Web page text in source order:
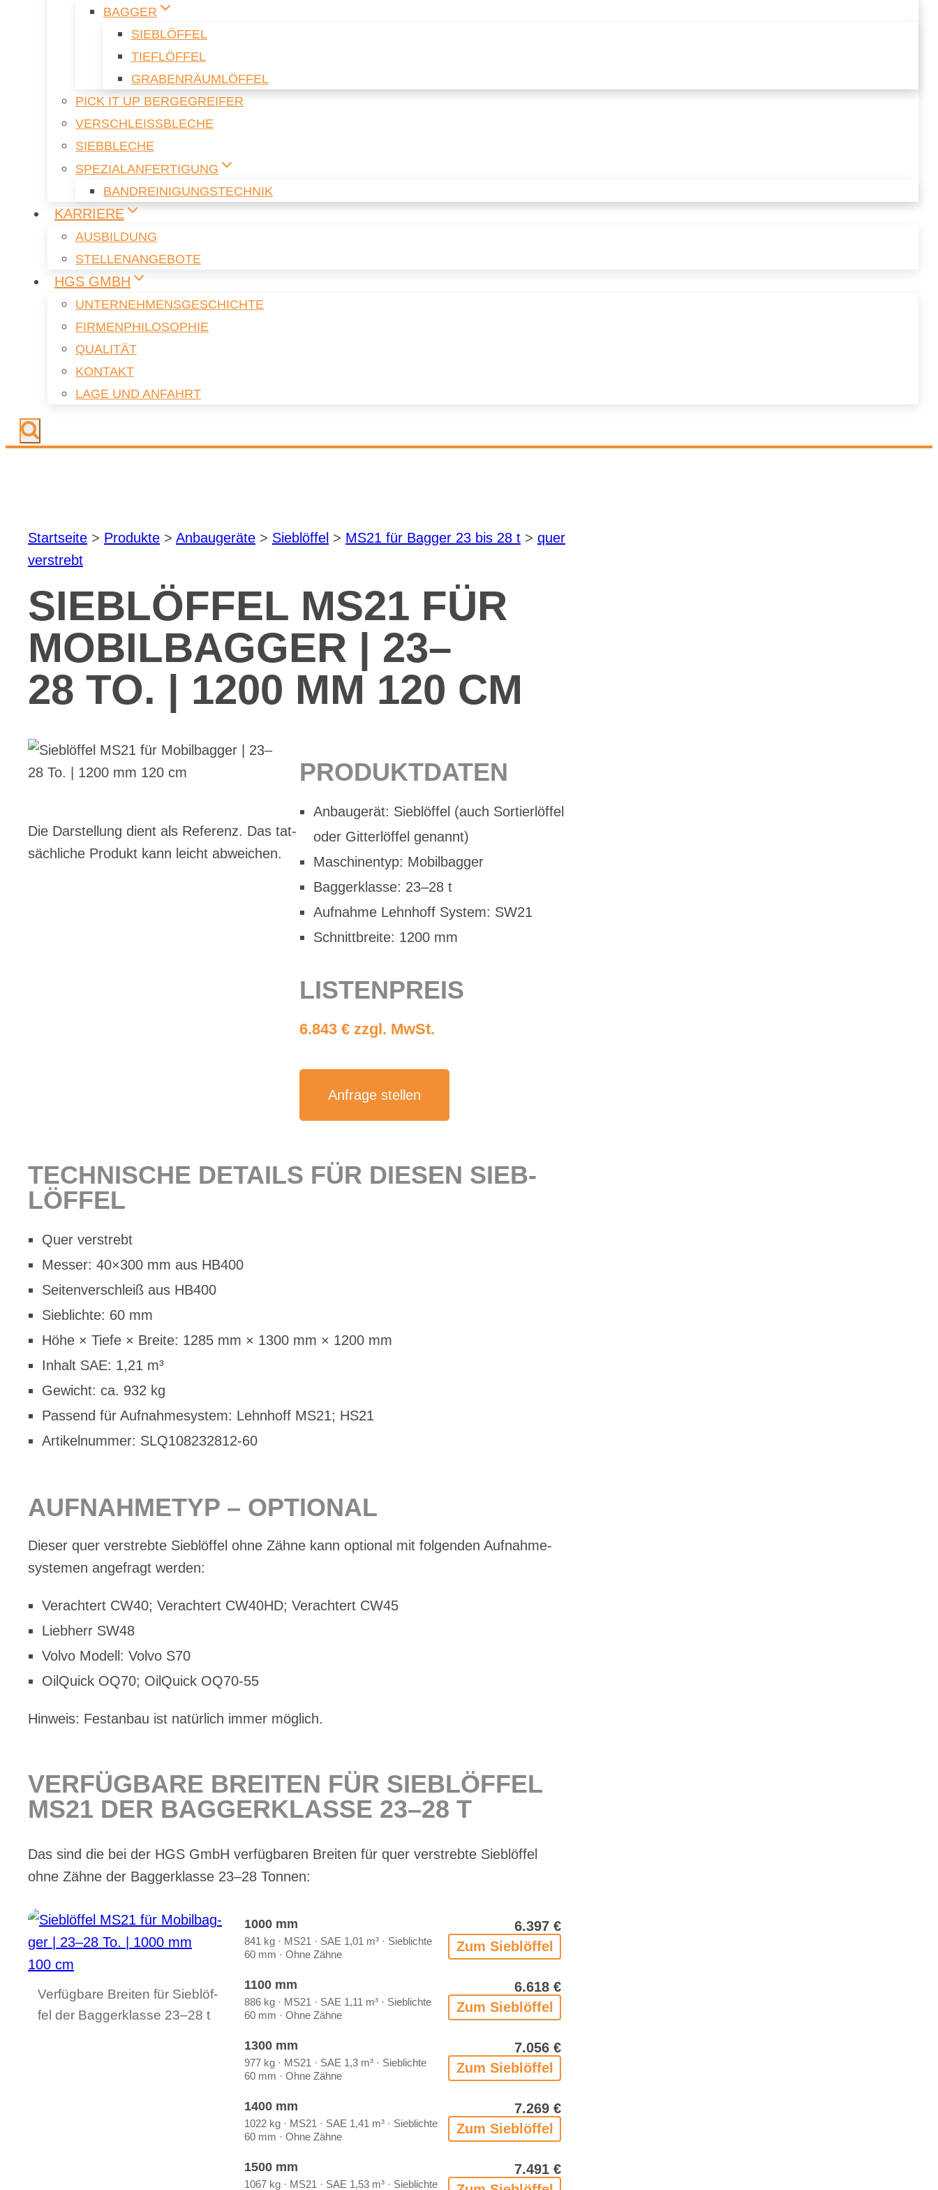
BAG­GER
SIEB­LÖF­FEL
TIEF­LÖF­FEL
GRA­BEN­RÄUM­LÖF­FEL
PICK IT UP BER­GE­G­REI­FER
VER­SCHLEISS­BLE­CHE
SIEB­BLE­CHE
SPE­ZI­AL­AN­FER­TI­GUNG
BAND­REI­NI­GUNGS­TECH­NIK
KAR­RIE­RE
AUS­BIL­DUNG
STEL­LEN­AN­GE­BO­TE
HGS GMBH
UN­TER­NEH­MENS­GE­SCHICH­TE
FIR­MEN­PHI­LO­SO­PHIE
QUA­LI­TÄT
KON­TAKT
LAGE UND AN­FAHRT
Start­sei­te > Pro­duk­te > An­bau­ge­rä­te > Sieb­löf­fel > MS21 für Bag­ger 23 bis 28 t > quer
ver­strebt
SIEB­LÖF­FEL MS21 FÜR
MO­BIL­BAG­GER | 23–
28 TO. | 1200 MM 120 CM
Die Dar­stel­lung dient als Re­fe­renz. Das tat­
säch­li­che Pro­dukt kann leicht ab­wei­chen.
PRO­DUKT­DA­TEN
An­bau­ge­rät: Sieb­löf­fel (auch Sor­tier­löf­fel
oder Git­ter­löf­fel ge­nannt)
Ma­schi­nen­typ: Mo­bil­bag­ger
Bag­ger­klas­se: 23–28 t
Auf­nah­me Lehn­hoff Sys­tem: SW21
Schnitt­brei­te: 1200 mm
LIS­TEN­PREIS
6.843 € zzgl. MwSt.
An­fra­ge stel­len
TECH­NI­SCHE DE­TAILS FÜR DIE­SEN SIEB­
LÖF­FEL
Quer ver­strebt
Mes­ser: 40×300 mm aus HB400
Sei­ten­ver­schleiß aus HB400
Sieb­lich­te: 60 mm
Höhe × Tie­fe × Brei­te: 1285 mm × 1300 mm × 1200 mm
In­halt SAE: 1,21 m³
Ge­wicht: ca. 932 kg
Pas­send für Auf­nah­me­sys­tem: Lehn­hoff MS21; HS21
Ar­ti­kel­num­mer: SLQ108232812-60
AUF­NAH­ME­TYP – OP­TIO­NAL
Die­ser quer ver­streb­te Sieb­löf­fel ohne Zäh­ne kann op­tio­nal mit fol­gen­den Auf­nah­me­
sys­te­men an­ge­fragt wer­den:
Ver­ach­tert CW40; Ver­ach­tert CW40HD; Ver­ach­tert CW45
Lieb­herr SW48
Vol­vo Mo­dell: Vol­vo S70
Oil­Quick OQ70; Oil­Quick OQ70-55
Hin­weis: Fest­an­bau ist na­tür­lich im­mer mög­lich.
VER­FÜG­BA­RE BREI­TEN FÜR SIEB­LÖF­FEL
MS21 DER BAG­GER­KLAS­SE 23–28 T
Das sind die bei der HGS GmbH ver­füg­ba­ren Brei­ten für quer ver­streb­te Sieb­löf­fel
ohne Zäh­ne der Bag­ger­klas­se 23–28 Ton­nen:
Ver­füg­ba­re Brei­ten für Sieb­löf­
fel der Bag­ger­klas­se 23–28 t
1000 mm
841 kg · MS21 · SAE 1,01 m³ · Sieb­lich­te
60 mm · Ohne Zäh­ne
6.397 €
Zum Sieb­löf­fel
1100 mm
886 kg · MS21 · SAE 1,11 m³ · Sieb­lich­te
60 mm · Ohne Zäh­ne
6.618 €
Zum Sieb­löf­fel
1300 mm
977 kg · MS21 · SAE 1,3 m³ · Sieb­lich­te
60 mm · Ohne Zäh­ne
7.056 €
Zum Sieb­löf­fel
1400 mm
1022 kg · MS21 · SAE 1,41 m³ · Sieb­lich­te
60 mm · Ohne Zäh­ne
7.269 €
Zum Sieb­löf­fel
1500 mm
1067 kg · MS21 · SAE 1,53 m³ · Sieb­lich­te
7.491 €